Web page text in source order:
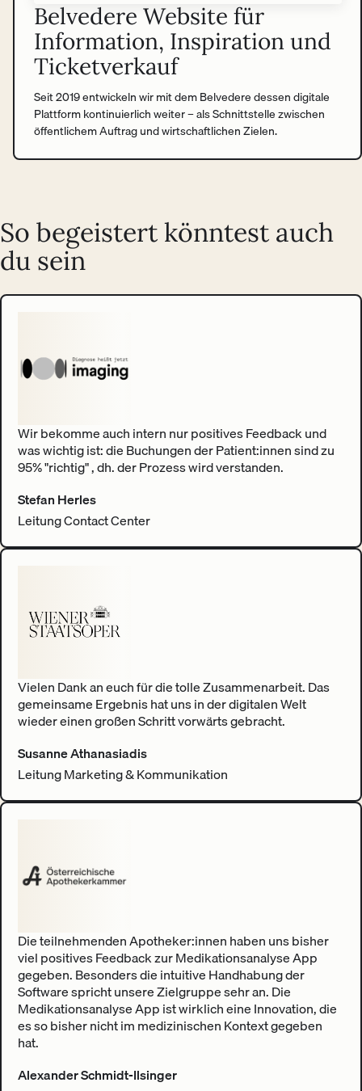
Belvedere Website für
Information, Inspiration und
Ticketverkauf
Seit 2019 entwickeln wir mit dem Belvedere dessen digitale
Plattform kontinuierlich weiter – als Schnittstelle zwischen
öffentlichem Auftrag und wirtschaftlichen Zielen.
So begeistert könntest auch
du sein
Wir bekomme auch intern nur positives Feedback und
was wichtig ist: die Buchungen der Patient:innen sind zu
95% "richtig" , dh. der Prozess wird verstanden.
Stefan Herles
Leitung Contact Center
Vielen Dank an euch für die tolle Zusammenarbeit. Das
gemeinsame Ergebnis hat uns in der digitalen Welt
wieder einen großen Schritt vorwärts gebracht.
Susanne Athanasiadis
Leitung Marketing & Kommunikation
Die teilnehmenden Apotheker:innen haben uns bisher
viel positives Feedback zur Medikationsanalyse App
gegeben. Besonders die intuitive Handhabung der
Software spricht unsere Zielgruppe sehr an. Die
Medikationsanalyse App ist wirklich eine Innovation, die
es so bisher nicht im medizinischen Kontext gegeben
hat.
Alexander Schmidt-Ilsinger